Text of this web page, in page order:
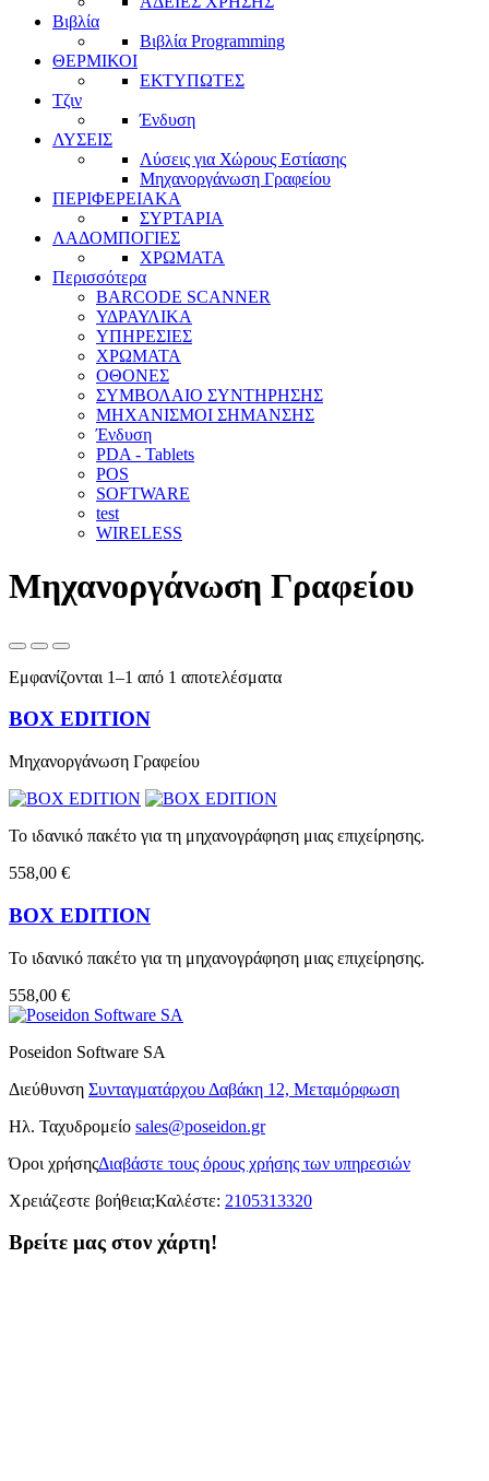
Βιβλία
Βιβλία Programming
ΘΕΡΜΙΚΟΙ
ΕΚΤΥΠΩΤΕΣ
Τζιν
Ένδυση
ΛΥΣΕΙΣ
Λύσεις για Χώρους Εστίασης
Μηχανοργάνωση Γραφείου
ΠΕΡΙΦΕΡΕΙΑΚΑ
ΣΥΡΤΑΡΙΑ
ΛΑΔΟΜΠΟΓΙΕΣ
ΧΡΩΜΑΤΑ
Περισσότερα
BARCODE SCANNER
ΥΔΡΑΥΛΙΚΑ
ΥΠΗΡΕΣΙΕΣ
ΧΡΩΜΑΤΑ
ΟΘΟΝΕΣ
ΣΥΜΒΟΛΑΙΟ ΣΥΝΤΗΡΗΣΗΣ
ΜΗΧΑΝΙΣΜΟΙ ΣΗΜΑΝΣΗΣ
Ένδυση
PDA - Tablets
POS
SOFTWARE
test
WIRELESS
Μηχανοργάνωση Γραφείου
Εμφανίζονται 1–1 από 1 αποτελέσματα
BOX EDITION
Μηχανοργάνωση Γραφείου
Το ιδανικό πακέτο για τη μηχανογράφηση μιας επιχείρησης.
558,00 €
BOX EDITION
Το ιδανικό πακέτο για τη μηχανογράφηση μιας επιχείρησης.
558,00 €
Poseidon Software SA
Διεύθυνση Συνταγματάρχου Δαβάκη 12, Μεταμόρφωση
Ηλ. Ταχυδρομείο sales@poseidon.gr
Όροι χρήσηςΔιαβάστε τους όρους χρήσης των υπηρεσιών
Χρειάζεστε βοήθεια;Καλέστε: 2105313320
Βρείτε μας στον χάρτη!